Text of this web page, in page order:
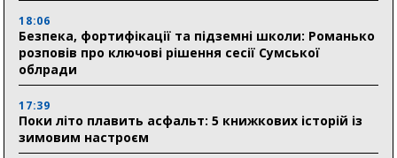
18:06
Безпека, фортифікації та підземні школи: Романько
розповів про ключові рішення сесії Сумської
облради
17:39
Поки літо плавить асфальт: 5 книжкових історій із
зимовим настроєм